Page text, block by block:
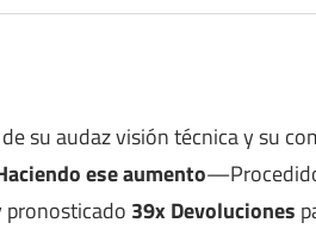
su audaz visión técnica y su
ese aumento
pronosticado 39x Devoluciones